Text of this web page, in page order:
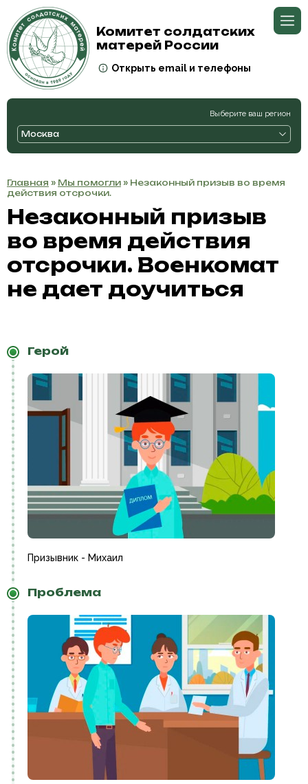
Комитет солдатских
матерей России
Открыть email и телефоны
Выберите ваш регион
Москва
Главная » Мы помогли » Незаконный призыв во время
действия отсрочки.
Незаконный призыв
во время действия
отсрочки. Военкомат
не дает доучиться
Герой
Призывник - Михаил
Проблема